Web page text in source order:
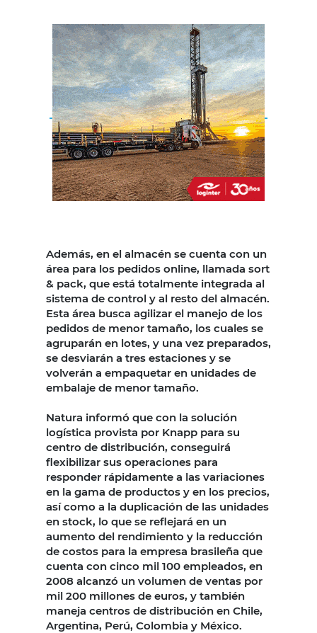
Además, en el almacén se cuenta con un
área para los pedidos online, llamada sort
& pack, que está totalmente integrada al
sistema de control y al resto del almacén.
Esta área busca agilizar el manejo de los
pedidos de menor tamaño, los cuales se
agruparán en lotes, y una vez preparados,
se desviarán a tres estaciones y se
volverán a empaquetar en unidades de
embalaje de menor tamaño.
Natura informó que con la solución
logística provista por Knapp para su
centro de distribución, conseguirá
flexibilizar sus operaciones para
responder rápidamente a las variaciones
en la gama de productos y en los precios,
así como a la duplicación de las unidades
en stock, lo que se reflejará en un
aumento del rendimiento y la reducción
de costos para la empresa brasileña que
cuenta con cinco mil 100 empleados, en
2008 alcanzó un volumen de ventas por
mil 200 millones de euros, y también
maneja centros de distribución en Chile,
Argentina, Perú, Colombia y México.